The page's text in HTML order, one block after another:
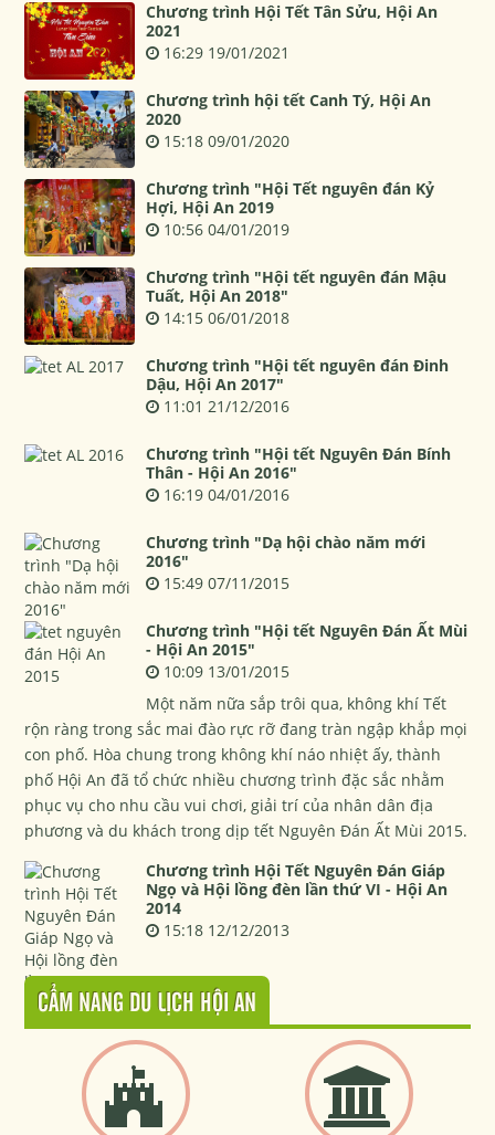
Chương trình Hội Tết Tân Sửu, Hội An
2021
16:29 19/01/2021
Chương trình hội tết Canh Tý, Hội An
2020
15:18 09/01/2020
Chương trình "Hội Tết nguyên đán Kỷ
Hợi, Hội An 2019
10:56 04/01/2019
Chương trình "Hội tết nguyên đán Mậu
Tuất, Hội An 2018"
14:15 06/01/2018
Chương trình "Hội tết nguyên đán Đinh
Dậu, Hội An 2017"
11:01 21/12/2016
Chương trình "Hội tết Nguyên Đán Bính
Thân - Hội An 2016"
16:19 04/01/2016
Chương trình "Dạ hội chào năm mới
2016"
15:49 07/11/2015
Chương trình "Hội tết Nguyên Đán Ất Mùi
- Hội An 2015"
10:09 13/01/2015
Một năm nữa sắp trôi qua, không khí Tết
rộn ràng trong sắc mai đào rực rỡ đang tràn ngập khắp mọi
con phố. Hòa chung trong không khí náo nhiệt ấy, thành
phố Hội An đã tổ chức nhiều chương trình đặc sắc nhằm
phục vụ cho nhu cầu vui chơi, giải trí của nhân dân địa
phương và du khách trong dịp tết Nguyên Đán Ất Mùi 2015.
Chương trình Hội Tết Nguyên Đán Giáp
Ngọ và Hội lồng đèn lần thứ VI - Hội An
2014
15:18 12/12/2013
CẨM NANG DU LỊCH HỘI AN